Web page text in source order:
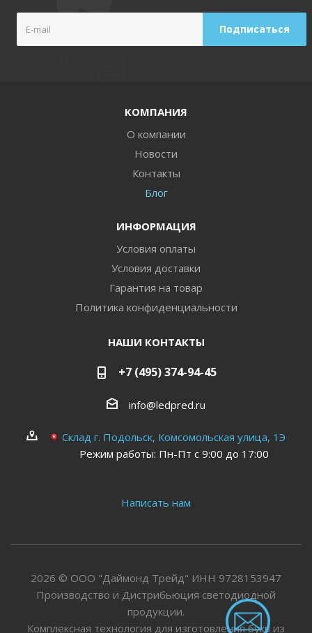
КОМПАНИЯ
О компании
Новости
Контакты
Блог
ИНФОРМАЦИЯ
Условия оплаты
Условия доставки
Гарантия на товар
Политика конфиденциальности
НАШИ КОНТАКТЫ
+7 (495) 374-94-45
info@ledpred.ru
Склад г. Подольск, Комсомольская улица, 1Э
Режим работы: Пн-Пт с 9:00 до 17:00
Написать нам
2026 © ООО "Даймонд Трейд" ИНН 9728153947
Производство и Дистрибьюция светодиодной
продукции.
Комплексная технология для изготовления букв из